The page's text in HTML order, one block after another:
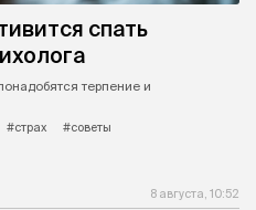
спать
терпение и
#страх
#советы
8 августа, 10:52